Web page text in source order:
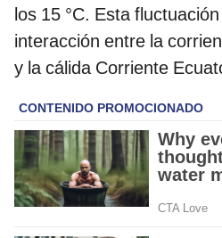
los 15 °C. Esta
interacción entre la
y la cálida Corriente